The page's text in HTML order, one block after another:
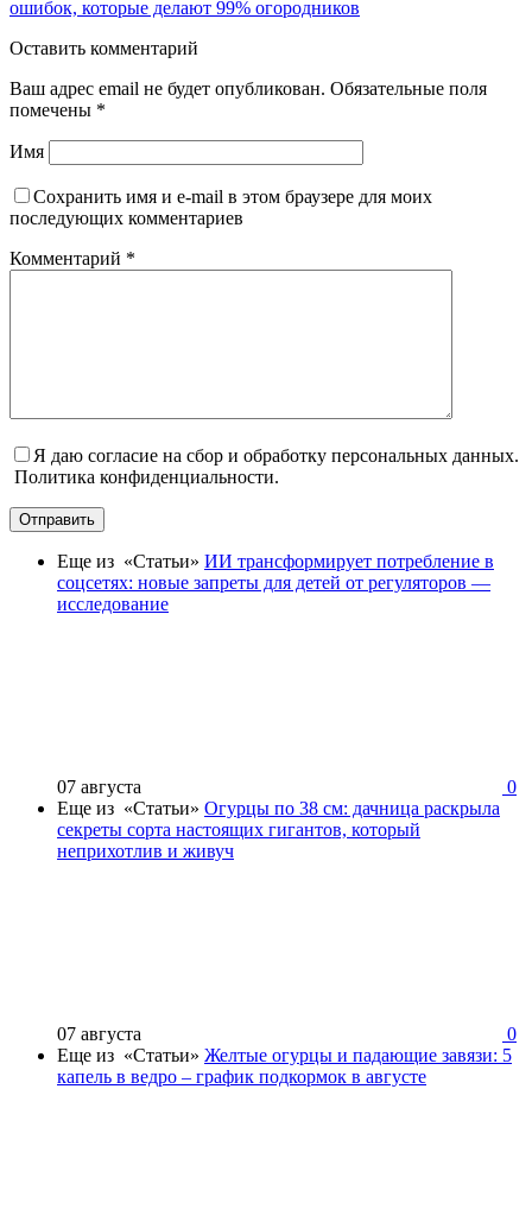
ошибок, которые делают 99% огородников
Оставить комментарий
Ваш адрес email не будет опубликован. Обязательные поля
помечены *
Имя
Сохранить имя и e-mail в этом браузере для моих
последующих комментариев
Комментарий *
Я даю согласие на сбор и обработку персональных данных.
Политика конфиденциальности.
Отправить
Еще из «Статьи» ИИ трансформирует потребление в
соцсетях: новые запреты для детей от регуляторов —
исследование
07 августа
0
Еще из «Статьи» Огурцы по 38 см: дачница раскрыла
секреты сорта настоящих гигантов, который
неприхотлив и живуч
07 августа
0
Еще из «Статьи» Желтые огурцы и падающие завязи: 5
капель в ведро – график подкормок в августе